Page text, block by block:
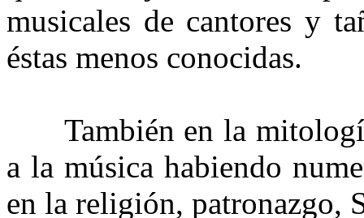
musicales de cantores y
éstas menos conocidas.
También en la
a la música habiendo
en la religión, patronazgo,